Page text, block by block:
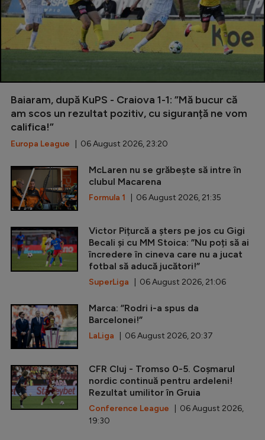
Baiaram, după KuPS - Craiova 1-1: ”Mă bucur că
am scos un rezultat pozitiv, cu siguranță ne vom
califica!”
Europa League | 06 August 2026, 23:20
McLaren nu se grăbește să intre în
clubul Macarena
Formula 1 | 06 August 2026, 21:35
Victor Pițurcă a șters pe jos cu Gigi
Becali și cu MM Stoica: ”Nu poți să ai
încredere în cineva care nu a jucat
fotbal să aducă jucători!”
SuperLiga | 06 August 2026, 21:06
Marca: ”Rodri i-a spus da
Barcelonei!”
LaLiga | 06 August 2026, 20:37
CFR Cluj - Tromso 0-5. Coșmarul
nordic continuă pentru ardeleni!
Rezultat umilitor în Gruia
Conference League | 06 August 2026,
19:30